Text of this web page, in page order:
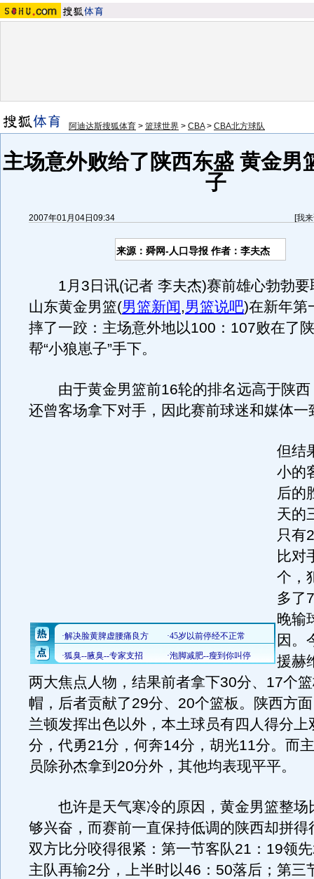
阿迪达斯搜狐体育 > 篮球世界 > CBA> CBA北方球队
主场意外败给了陕西东盛 黄金男
子
2007年01月04日09:34 [我
来源：舜网-人口导报 作者：李夫杰
1月3日讯(记者 李夫杰)赛前雄心勃勃要
山东黄金男篮(男篮新闻,男篮说吧)在新年第
摔了一跤：主场意外地以100：107败在了
帮“小狼崽子”手下。
由于黄金男篮前16轮的排名远高于陕西
还曾客场拿下对手，因此赛前球迷和媒体一
但结
小的
后的
天的
只有
比对
个，
多了
晚输
因。
援赫
两大焦点人物，结果前者拿下30分、17个
帽，后者贡献了29分、20个篮板。陕西方
兰顿发挥出色以外，本土球员有四人得分上
分，代勇21分，何奔14分，胡光11分。而
员除孙杰拿到20分外，其他均表现平平。
也许是天气寒冷的原因，黄金男篮整场
够兴奋，而赛前一直保持低调的陕西却拼得
双方比分咬得很紧：第一节客队21：19领
主队再输2分，上半时以46：50落后；第三